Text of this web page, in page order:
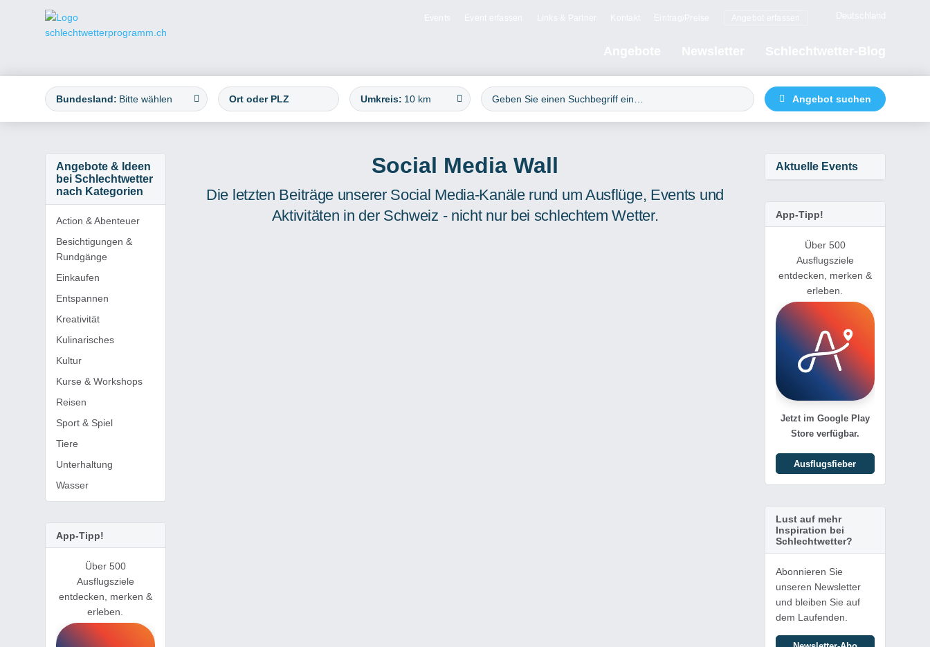
Bundesland: Bitte wählen Umkreis: 10 km
Angebote & Ideen
bei Schlechtwetter
nach Kategorien
Action & Abenteuer
Besichtigungen &
Rundgänge
Einkaufen
Entspannen
Kreativität
Kulinarisches
Kultur
Kurse & Workshops
Reisen
Sport & Spiel
Tiere
Unterhaltung
Wasser
App-Tipp!
Über 500
Ausflugsziele
entdecken, merken &
erleben.
Social Media Wall
Die letzten Beiträge unserer Social Media-Kanäle rund um Ausflüge, Events und
Aktivitäten in der Schweiz - nicht nur bei schlechtem Wetter.
Aktuelle Events
App-Tipp!
Über 500
Ausflugsziele
entdecken, merken &
erleben.
Jetzt im Google Play
Store verfügbar.
Ausflugsfieber
Lust auf mehr
Inspiration bei
Schlechtwetter?
Abonnieren Sie
unseren Newsletter
und bleiben Sie auf
dem Laufenden.